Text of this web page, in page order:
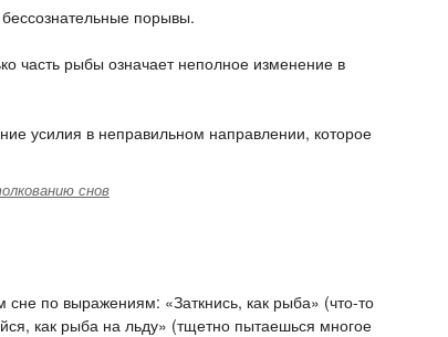
порывы.
часть рыбы означает неполное изменение в
усилия в неправильном направлении, которое
снов
по выражениям: «Заткнись, как рыба» (что-то
как рыба на льду» (тщетно пытаешься многое